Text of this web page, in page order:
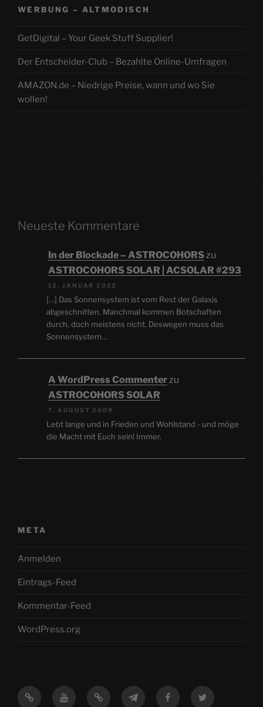
WERBUNG – ALTMODISCH
GetDigital – Your Geek Stuff Supplier!
Der Entscheider-Club – Bezahlte Online-Umfragen
AMAZON.de – Niedrige Preise, wann und wo Sie
wollen!
Neueste Kommentare
In der Blockade – ASTROCOHORS zu
ASTROCOHORS SOLAR | ACSOLAR #293
12. JANUAR 2022
[…] Das Sonnensystem ist vom Rest der Galaxis
abgeschnitten. Manchmal kommen Botschaften
durch, doch meistens nicht. Deswegen muss das
Sonnensystem…
A WordPress Commenter zu
ASTROCOHORS SOLAR
7. AUGUST 2009
Lebt lange und in Frieden und Wohlstand - und möge
die Macht mit Euch sein! Immer.
META
Anmelden
Eintrags-Feed
Kommentar-Feed
WordPress.org
MastodonYouTubeFeed TelegramFacebookTwitter